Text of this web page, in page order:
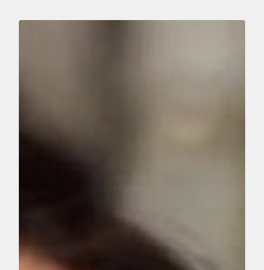
Reproducir vídeo: #GivingTuesday 2016 Niños con Cáncer